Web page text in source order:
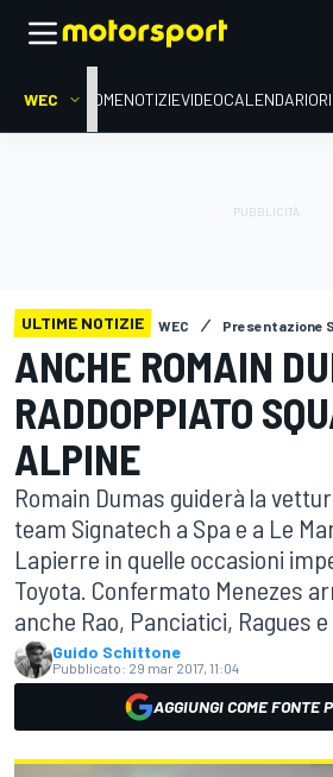
WEC HOMENOTIZIEVIDEOCALENDARIO
ULTIME NOTIZIE WEC Presentazione
ANCHE ROMAIN
RADDOPPIATO
ALPINE
Romain Dumas guiderà la
team Signatech a Spa e a Le
Lapierre in quelle occasioni
Toyota. Confermato Menezes
anche Rao, Panciatici, Ragues
Guido Schittone
Pubblicato: 29 mar 2017, 11:04
AGGIUNGI COME FONTE